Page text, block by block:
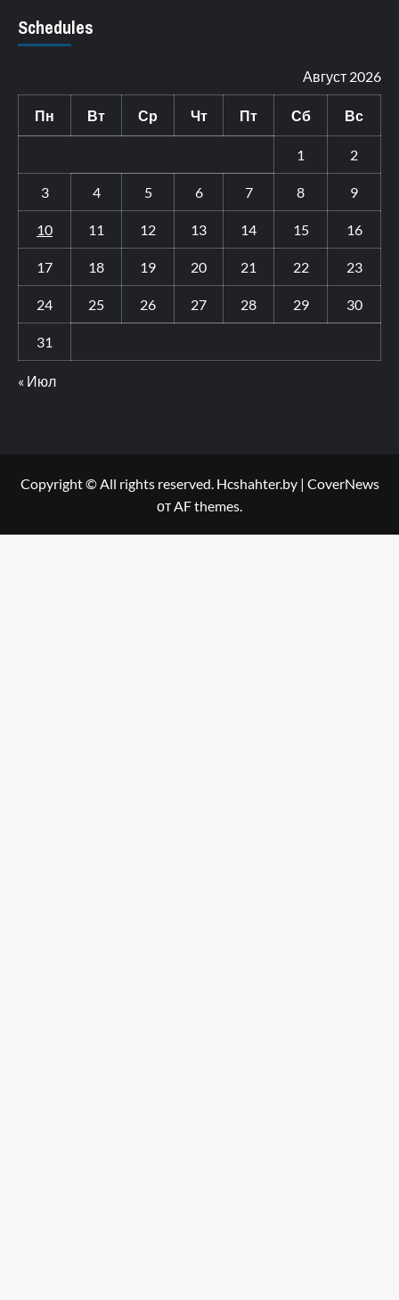
Schedules
Август 2026
Пн Вт Ср Чт Пт Сб Вс
1 2
3 4 5 6 7 8 9
10 11 12 13 14 15 16
17 18 19 20 21 22 23
24 25 26 27 28 29 30
31
« Июл
Copyright © All rights reserved. Hcshahter.by | CoverNews
от AF themes.